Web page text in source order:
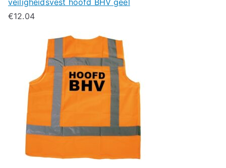
€12.04